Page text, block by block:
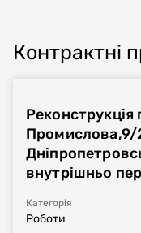
Контрактні
Промислова,9/
внутрішньо
Категорія
Роботи